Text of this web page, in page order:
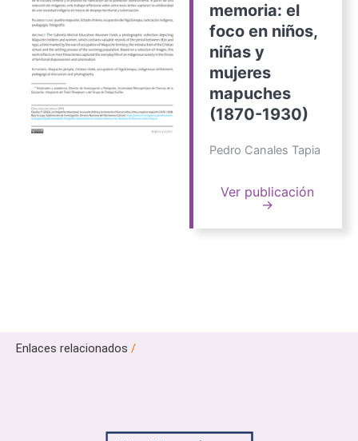
memoria: el
foco en niños,
niñas y
mujeres
mapuches
(1870-1930)
Pedro Canales Tapia
Ver publicación
→
Enlaces relacionados /